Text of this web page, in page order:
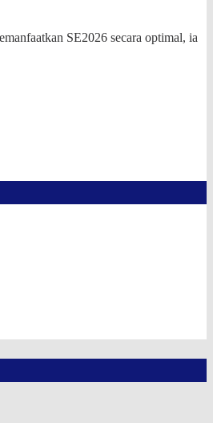
SE2026 secara optimal, ia